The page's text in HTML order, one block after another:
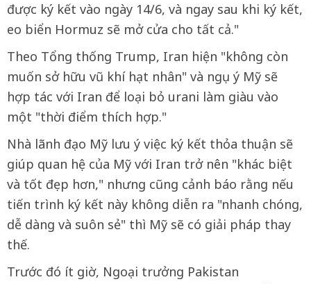
được ký kết vào ngày 14/6, và ngay sau khi ký kết,
eo biển Hormuz sẽ mở cửa cho tất cả."
Theo Tổng thống Trump, Iran hiện "không còn
muốn sở hữu vũ khí hạt nhân" và ngụ ý Mỹ sẽ
hợp tác với Iran để loại bỏ urani làm giàu vào
một "thời điểm thích hợp."
Nhà lãnh đạo Mỹ lưu ý việc ký kết thỏa thuận sẽ
giúp quan hệ của Mỹ với Iran trở nên "khác biệt
và tốt đẹp hơn," nhưng cũng cảnh báo rằng nếu
tiến trình ký kết này không diễn ra "nhanh chóng,
dễ dàng và suôn sẻ" thì Mỹ sẽ có giải pháp thay
thế.
Trước đó ít giờ, Ngoại trưởng Pakistan